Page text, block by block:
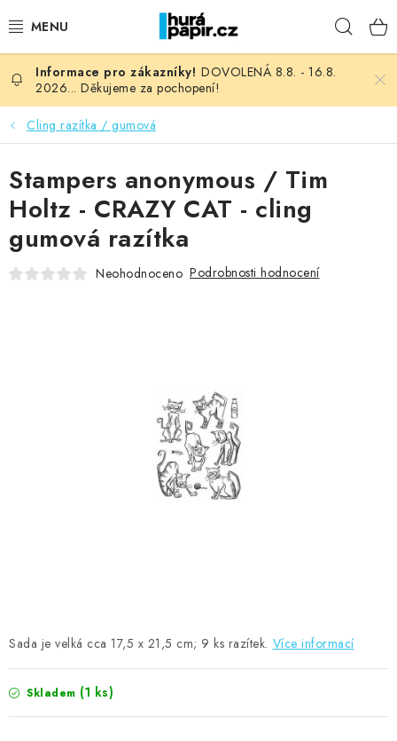
na
NOVINKY
HURÁ DÍLNA
VŠECHNO ZBOŽÍ
KNIHAŘSKÝ MATERIÁL
Moje objednávka
DOVOLENÁ 8.8. - 16.8.
2026... Děkujeme za pochopení!
Cling razítka / gumová
Sada je velká cca 17,5 x 21,5 cm; 9 ks razítek. Více informací
Skladem (1 ks)
Stampers anonymous / Tim
Holtz - CRAZY CAT - cling
gumová razítka
Neohodnoceno Podrobnosti hodnocení